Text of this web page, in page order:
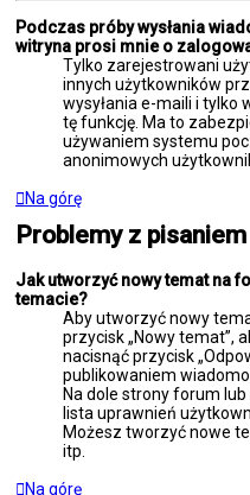
Podczas próby wysłania
witryna prosi mnie o
Tylko zarejestrowani
innych użytkowników
wysyłania e-maili i tylko
tę funkcję. Ma to
używaniem systemu
anonimowych
Na górę
Problemy z pisaniem
Jak utworzyć nowy temat na
temacie?
Aby utworzyć nowy
przycisk „Nowy temat”,
nacisnąć przycisk
publikowaniem
Na dole strony forum
lista uprawnień
Możesz tworzyć nowe
itp.
Na górę